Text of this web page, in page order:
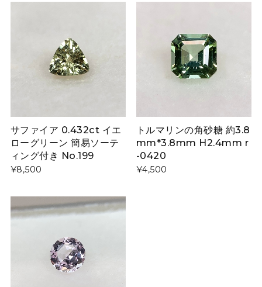
サファイア 0.432ct イエ
ローグリーン 簡易ソーテ
ィング付き No.199
¥8,500
トルマリンの角砂糖 約3.8
mm*3.8mm H2.4mm r
-0420
¥4,500